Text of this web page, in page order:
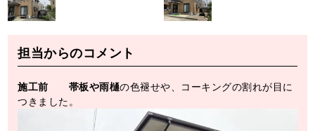
担当からのコメント
施工前 帯板や雨樋の色褪せや、コーキングの割れが目に
つきました。